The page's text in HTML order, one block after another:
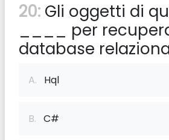
20: Gli oggetti di
____ per
database
A. Hql
B. C#